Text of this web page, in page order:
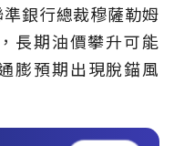
銀行總裁穆薩勒姆
長期油價攀升可能
膨預期出現脫錨風